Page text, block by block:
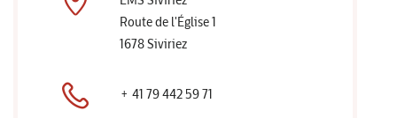
Route de l'Église 1
1678 Siviriez
+ 41 79 442 59 71